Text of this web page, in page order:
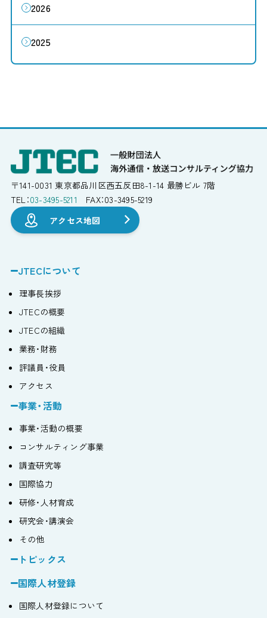
2026
2025
〒141-0031 東京都品川区西五反田8-1-14 最勝ビル 7階
TEL：03-3495-5211 FAX：03-3495-5219
アクセス地図
JTECについて
理事⻑挨拶
JTECの概要
JTECの組織
業務・財務
評議員・役員
アクセス
事業・活動
事業・活動の概要
コンサルティング事業
調査研究等
国際協力
研修・人材育成
研究会・講演会
その他
トピックス
国際人材登録
国際人材登録について